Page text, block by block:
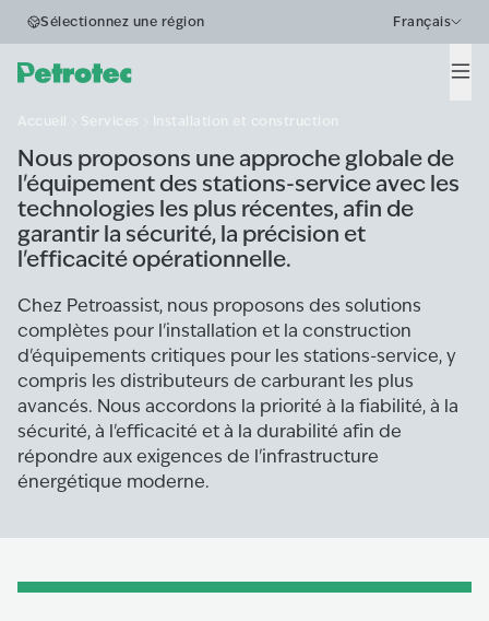
Sélectionnez une région Français
Accueil Services Installation et construction
construction
Nous proposons une approche globale de
l'équipement des stations-service avec les
technologies les plus récentes, afin de
garantir la sécurité, la précision et
l'efficacité opérationnelle.
Chez Petroassist, nous proposons des solutions
complètes pour l'installation et la construction
d'équipements critiques pour les stations-service, y
compris les distributeurs de carburant les plus
avancés. Nous accordons la priorité à la fiabilité, à la
sécurité, à l'efficacité et à la durabilité afin de
répondre aux exigences de l'infrastructure
énergétique moderne.